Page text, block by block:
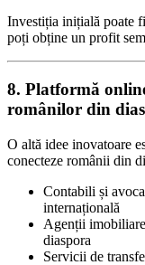
Investiția inițială poate
poți obține un profit
8. Platformă
românilor din
O altă idee inovatoare
conecteze românii din
Contabili și
internațională
Agenții
diaspora
Servicii de